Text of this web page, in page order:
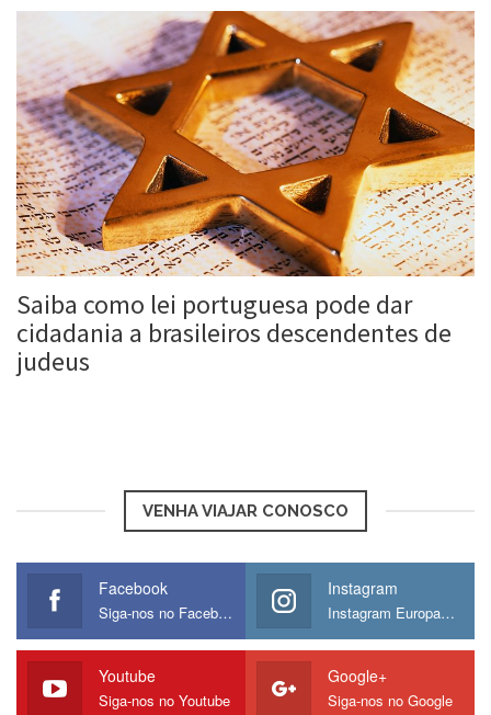
Saiba como lei portuguesa pode dar
cidadania a brasileiros descendentes de
judeus
VENHA VIAJAR CONOSCO
Facebook
Siga-nos no Facebook
Instagram
Instagram Europamos
Youtube
Siga-nos no Youtube
Google+
Siga-nos no Google